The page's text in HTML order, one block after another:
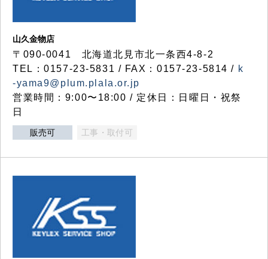
山久金物店
〒090-0041 北海道北見市北一条西4-8-2
TEL：0157-23-5831 / FAX：0157-23-5814 / k
-yama9@plum.plala.or.jp
営業時間：9:00〜18:00 / 定休日：日曜日・祝祭
日
販売可 工事・取付可